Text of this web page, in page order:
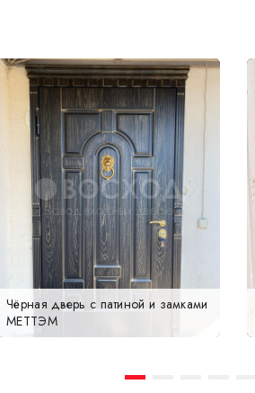
Чёрная дверь с патиной и замками
МЕТТЭМ